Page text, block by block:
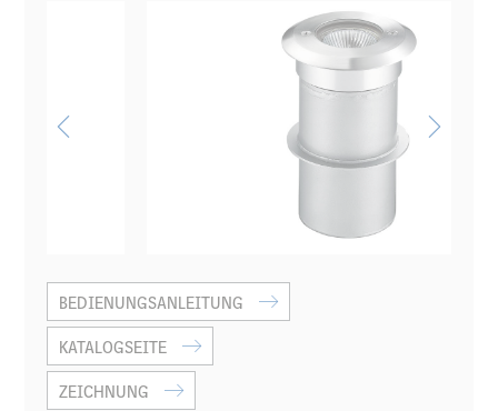
BEDIENUNGSANLEITUNG
KATALOGSEITE
ZEICHNUNG